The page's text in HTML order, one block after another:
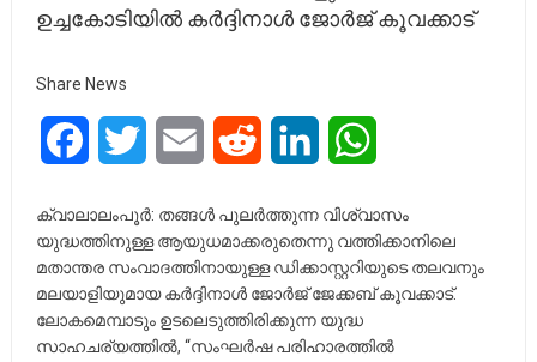
ഉച്ചകോടിയിൽ കർദ്ദിനാൾ ജോർജ് കൂവക്കാട്
Share News
FacebookTwitter Email Reddit LinkedIn
ക്വാലാലംപൂര്‍: തങ്ങള്‍ പുലര്‍ത്തുന്ന വിശ്വാസം
യുദ്ധത്തിനുള്ള ആയുധമാക്കരുതെന്നു വത്തിക്കാനിലെ
മതാന്തര സംവാദത്തിനായുള്ള ഡിക്കാസ്റ്ററിയുടെ തലവനും
മലയാളിയുമായ കർദ്ദിനാൾ ജോർജ് ജേക്കബ് കൂവക്കാട്.
ലോകമെമ്പാടും ഉടലെടുത്തിരിക്കുന്ന യുദ്ധ
സാഹചര്യത്തിൽ, “സംഘർഷ പരിഹാരത്തിൽ